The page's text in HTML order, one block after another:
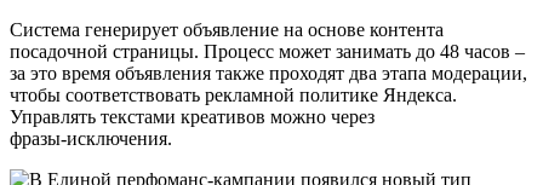
Система генерирует объявление на основе контента
посадочной страницы. Процесс может занимать до 48 часов –
за это время объявления также проходят два этапа модерации,
чтобы соответствовать рекламной политике Яндекса.
Управлять текстами креативов можно через
фразы‑исключения.